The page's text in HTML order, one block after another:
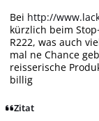
Bei http://
kürzlich beim
R222, was auch
mal ne Chance
reisserische
billig
Zitat